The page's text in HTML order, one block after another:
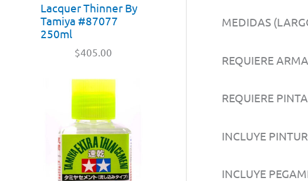
Lacquer Thinner By
Tamiya #87077
250ml
$405.00
MEDIDAS
REQUIERE
REQUIERE
INCLUYE
INCLUYE